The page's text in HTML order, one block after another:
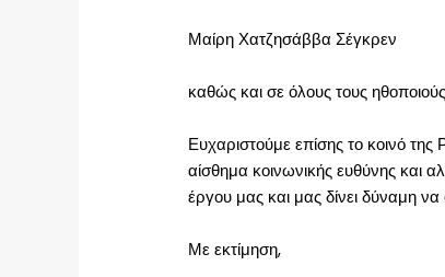
Μαίρη Χατζησάββα Σέγκρεν
καθώς και σε όλους τους
Ευχαριστούμε επίσης το κοινό
αίσθημα κοινωνικής ευθύνης και
έργου μας και μας δίνει δύναμη
Με εκτίμηση,